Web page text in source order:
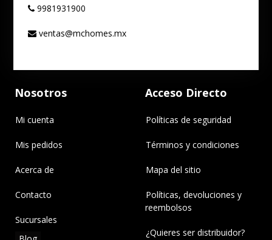
9981931900
ventas@mchomes.mx
Nosotros
Mi cuenta
Mis pedidos
Acerca de
Contacto
Sucursales
Acceso Directo
Políticas de seguridad
Términos y condiciones
Mapa del sitio
Políticas, devoluciones y
reembolsos
¿Quieres ser distribuidor?